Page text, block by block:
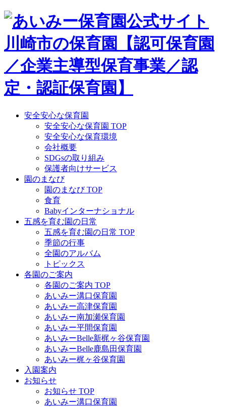
Skip
content
安全安心な保育園
安全安心な保育園 TOP
安全安心な保育環境
会社概要
SDGsの取り組み
保護者向けサービス
園のまなび
園のまなび TOP
食育
Babyインターナショナル
五感を育む園の日常
五感を育む園の日常 TOP
季節の行事
全園のアルバム
トピックス
各園のご案内
各園のご案内 TOP
あいみー溝口保育園
あいみー高津保育園
あいみー南加瀬保育園
あいみー平間保育園
あいみーBelle新梶ヶ谷保育園
あいみーBelle鹿島田保育園
あいみー梶ヶ谷保育園
入園案内
お知らせ
お知らせ TOP
あいみー溝口保育園